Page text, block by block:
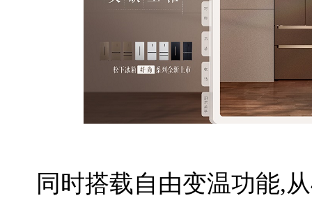
同时搭载自由变温功能,